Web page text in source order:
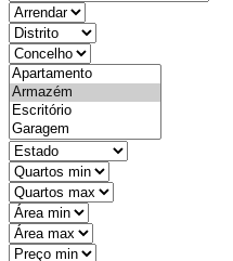
objective
districtId
countyId
types
state
mintypo
maxtypo
minarea
maxarea
minprice